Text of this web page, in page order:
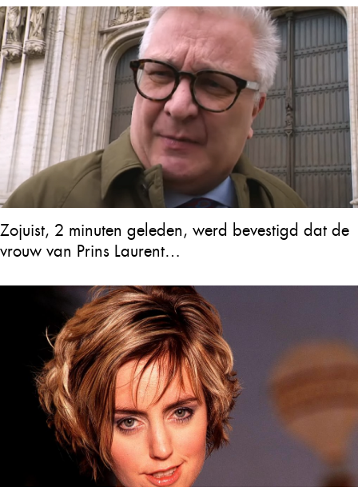
Zojuist, 2 minuten geleden, werd bevestigd dat de
vrouw van Prins Laurent…